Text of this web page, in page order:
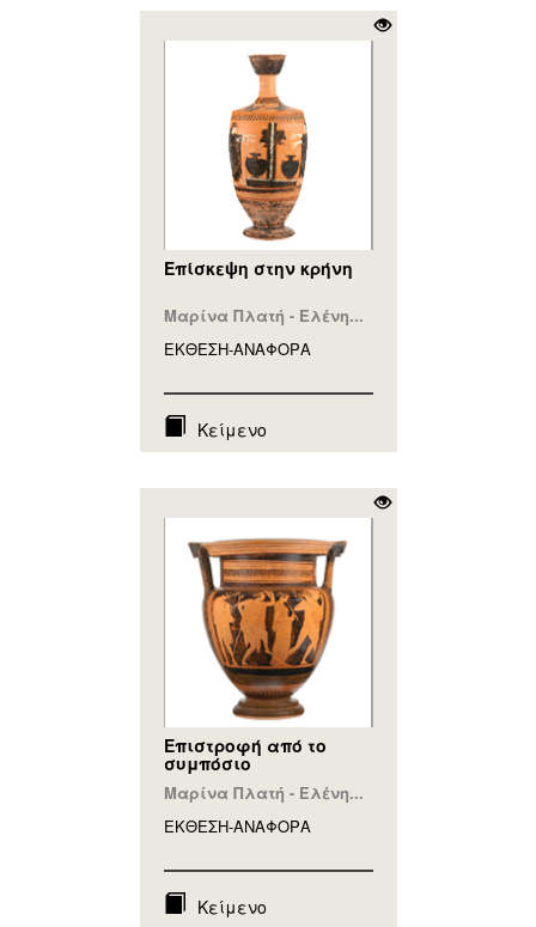
Επίσκεψη στην κρήνη
Μαρίνα Πλατή - Ελένη...
ΕΚΘΕΣΗ-ΑΝΑΦΟΡA
Κείμενο
Επιστροφή από το
συμπόσιο
Μαρίνα Πλατή - Ελένη...
ΕΚΘΕΣΗ-ΑΝΑΦΟΡA
Κείμενο